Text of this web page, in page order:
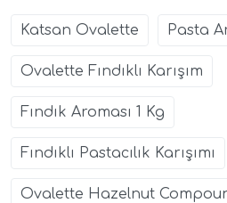
Katsan Ovalette Pasta
Ovalette Fındıklı Karışım
Fındık Aroması 1 Kg
Fındıklı Pastacılık Karışımı
Ovalette Hazelnut